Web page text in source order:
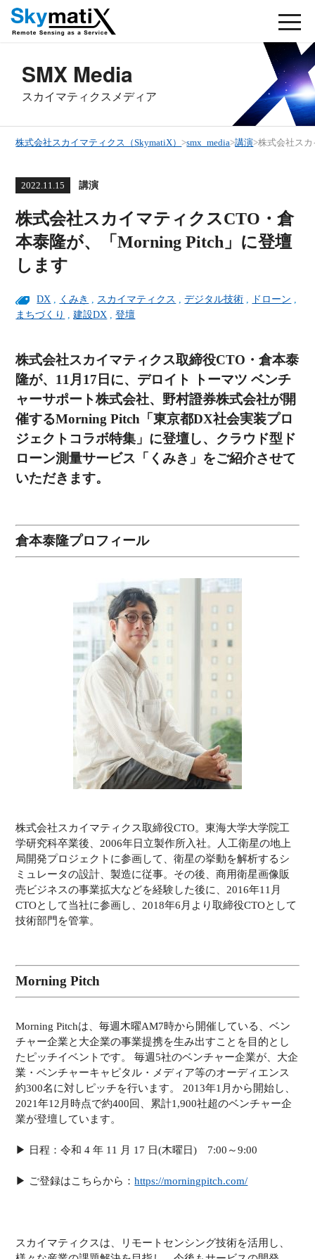
SMX Media
スカイマティクスメディア
株式会社スカイマティクス（SkymatiX）>smx_media>講演>株式会社ス
2022.11.15 講演
株式会社スカイマティクスCTO・倉
本泰隆が、「Morning Pitch」に登壇
します
DX , くみき , スカイマティクス ,デジタル技術 , ドローン ,
まちづくり ,建設DX ,登壇
株式会社スカイマティクス取締役CTO・倉本泰
隆が、11月17日に、デロイト トーマツ ベンチ
ャーサポート株式会社、野村證券株式会社が開
催するMorning Pitch「東京都DX社会実装プロ
ジェクトコラボ特集」に登壇し、クラウド型ド
ローン測量サービス「くみき」をご紹介させて
いただきます。
倉本泰隆プロフィール
株式会社スカイマティクス取締役CTO。東海大学大学院工
学研究科卒業後、2006年日立製作所入社。人工衛星の地上
局開発プロジェクトに参画して、衛星の挙動を解析するシ
ミュレータの設計、製造に従事。その後、商用衛星画像販
売ビジネスの事業拡大などを経験した後に、2016年11月
CTOとして当社に参画し、2018年6月より取締役CTOとして
技術部門を管掌。
Morning Pitch
Morning Pitchは、毎週木曜AM7時から開催している、ベン
チャー企業と大企業の事業提携を生み出すことを目的とし
たピッチイベントです。 毎週5社のベンチャー企業が、大企
業・ベンチャーキャピタル・メディア等のオーディエンス
約300名に対しピッチを行います。 2013年1月から開始し、
2021年12月時点で約400回、累計1,900社超のベンチャー企
業が登壇しています。
▶︎ 日程：令和 4 年 11 月 17 日(木曜日) 7:00～9:00
▶︎ ご登録はこちらから：https://morningpitch.com/
スカイマティクスは、リモートセンシング技術を活用し、